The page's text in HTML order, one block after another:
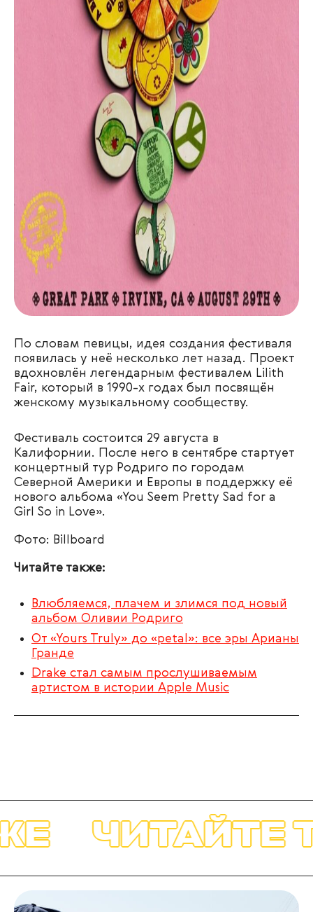
По словам певицы, идея создания фестиваля
появилась у неё несколько лет назад. Проект
вдохновлён легендарным фестивалем Lilith
Fair, который в 1990-х годах был посвящён
женскому музыкальному сообществу.
Фестиваль состоится 29 августа в
Калифорнии. После него в сентябре стартует
концертный тур Родриго по городам
Северной Америки и Европы в поддержку её
нового альбома «You Seem Pretty Sad for a
Girl So in Love».
Фото: Billboard
Читайте также:
Влюбляемся, плачем и злимся под новый
альбом Оливии Родриго
От «Yours Truly» до «petal»: все эры Арианы
Гранде
Drake стал самым прослушиваемым
артистом в истории Apple Music
ЧИТАЙТЕ